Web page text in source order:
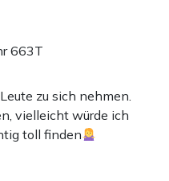
663T
zu sich nehmen.
vielleicht würde ich
toll finden